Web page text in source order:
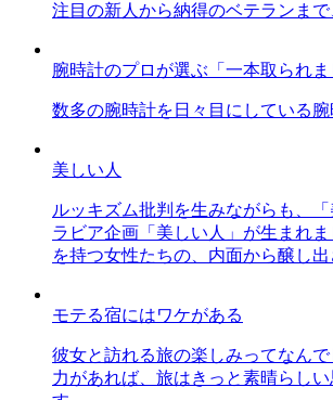
注目の新人から納得のベテランま
腕時計のプロが選ぶ「一本取られま
数多の腕時計を日々目にしている
美しい人
ルッキズム批判を生みながらも、
ラビア企画「美しい人」が生まれ
を持つ女性たちの、内面から醸し
モテる宿にはワケがある
彼女と訪れる旅の楽しみってなん
力があれば、旅はきっと素晴らし